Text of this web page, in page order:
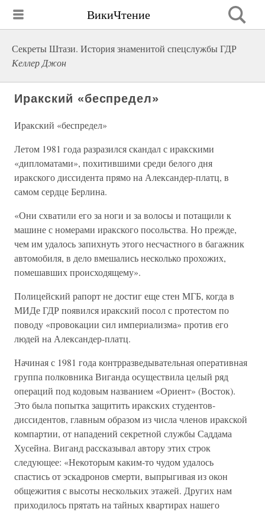
ВикиЧтение
Секреты Штази. История знаменитой спецслужбы ГДР
Келлер Джон
Иракский «беспредел»
Иракский «беспредел»
Летом 1981 года разразился скандал с иракскими
«дипломатами», похитившими среди белого дня
иракского диссидента прямо на Александер-платц, в
самом сердце Берлина.
«Они схватили его за ноги и за волосы и потащили к
машине с номерами иракского посольства. Но прежде,
чем им удалось запихнуть этого несчастного в багажник
автомобиля, в дело вмешались несколько прохожих,
помешавших происходящему».
Полицейский рапорт не достиг еще стен МГБ, когда в
МИДе ГДР появился иракский посол с протестом по
поводу «провокации сил империализма» против его
людей на Александер-платц.
Начиная с 1981 года контрразведывательная оперативная
группа полковника Виганда осуществила целый ряд
операций под кодовым названием «Ориент» (Восток).
Это была попытка защитить иракских студентов-
диссидентов, главным образом из числа членов иракской
компартии, от нападений секретной службы Саддама
Хусейна. Виганд рассказывал автору этих строк
следующее: «Некоторым каким-то чудом удалось
спастись от эскадронов смерти, выпрыгивая из окон
общежития с высоты нескольких этажей. Других нам
приходилось прятать на тайных квартирах нашего